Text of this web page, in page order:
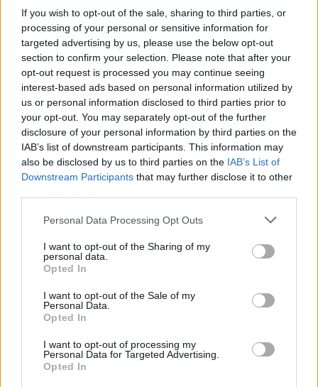
If you wish to opt-out of the sale, sharing to third parties, or
processing of your personal or sensitive information for
targeted advertising by us, please use the below opt-out
section to confirm your selection. Please note that after your
opt-out request is processed you may continue seeing
interest-based ads based on personal information utilized by
us or personal information disclosed to third parties prior to
your opt-out. You may separately opt-out of the further
disclosure of your personal information by third parties on the
IAB’s list of downstream participants. This information may
also be disclosed by us to third parties on the IAB’s List of
Downstream Participants that may further disclose it to other
Personal Data Processing Opt Outs
I want to opt-out of the Sharing of my
personal data.
Opted In
I want to opt-out of the Sale of my
Personal Data.
Opted In
I want to opt-out of processing my
Personal Data for Targeted Advertising.
Opted In
January 6, 2026
Cast di leggende
Gli altri due nomi sono altre due ex leggende del
Manchester United. Il primo èOle Gunnar Solskjaer
rimasto svincolato dopo l’esperienza al Besiktas. L’altro è
Michael Carrick. Entrambi avrebbero dato la loro
disponibilità, come scriveSky Sports . Ovviamente tutti e 3 i
profili sarebbero nomi per concludere la stagione, mentre
per la prossima stagione lo United virerà per un nuovo
ciclo tecnico ( Glasner e Howe interessano). Il direttore
tecnico Wilcox sta gestendo il processo, ma l’ultima parola
sarà di Jir Ratclife. Fletcher guiderà la squadra per le